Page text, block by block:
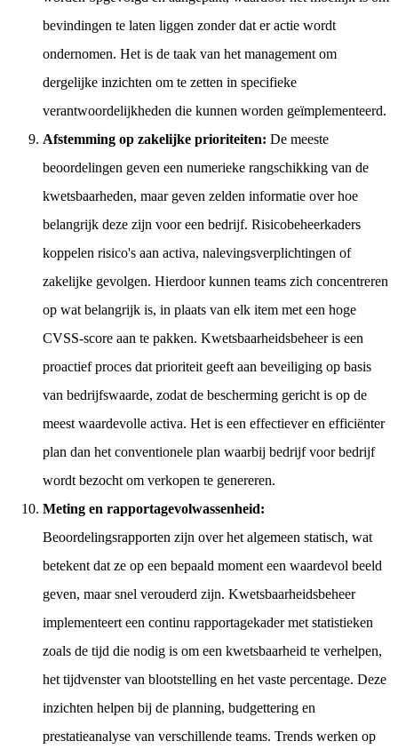
bevindingen te laten liggen zonder dat er actie wordt
ondernomen. Het is de taak van het management om
dergelijke inzichten om te zetten in specifieke
verantwoordelijkheden die kunnen worden geïmplementeerd.
Afstemming op zakelijke prioriteiten: De meeste
beoordelingen geven een numerieke rangschikking van de
kwetsbaarheden, maar geven zelden informatie over hoe
belangrijk deze zijn voor een bedrijf. Risicobeheerkaders
koppelen risico's aan activa, nalevingsverplichtingen of
zakelijke gevolgen. Hierdoor kunnen teams zich concentreren
op wat belangrijk is, in plaats van elk item met een hoge
CVSS-score aan te pakken. Kwetsbaarheidsbeheer is een
proactief proces dat prioriteit geeft aan beveiliging op basis
van bedrijfswaarde, zodat de bescherming gericht is op de
meest waardevolle activa. Het is een effectiever en efficiënter
plan dan het conventionele plan waarbij bedrijf voor bedrijf
wordt bezocht om verkopen te genereren.
Meting en rapportagevolwassenheid:
Beoordelingsrapporten zijn over het algemeen statisch, wat
betekent dat ze op een bepaald moment een waardevol beeld
geven, maar snel verouderd zijn. Kwetsbaarheidsbeheer
implementeert een continu rapportagekader met statistieken
zoals de tijd die nodig is om een kwetsbaarheid te verhelpen,
het tijdvenster van blootstelling en het vaste percentage. Deze
inzichten helpen bij de planning, budgettering en
prestatieanalyse van verschillende teams. Trends werken op